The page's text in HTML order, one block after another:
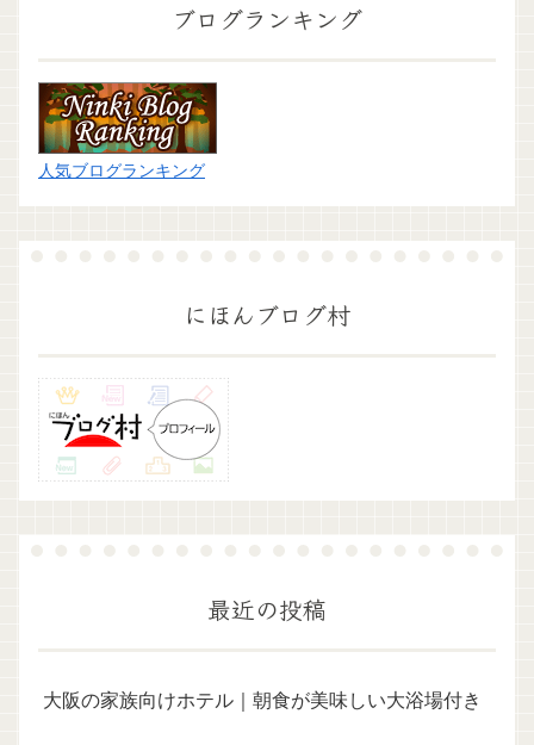
ブログランキング
人気ブログランキング
にほんブログ村
最近の投稿
大阪の家族向けホテル｜朝食が美味しい大浴場付き